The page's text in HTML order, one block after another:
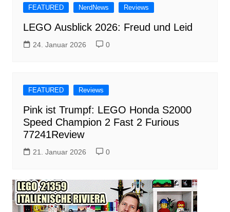
FEATURED NerdNews Reviews
LEGO Ausblick 2026: Freud und Leid
24. Januar 2026 0
FEATURED Reviews
Pink ist Trumpf: LEGO Honda S2000
Speed Champion 2 Fast 2 Furious
77241Review
21. Januar 2026 0